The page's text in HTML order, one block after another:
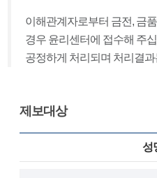
이해관계자로부터 금전, 금
경우 윤리센터에 접수해 주
공정하게 처리되며 처리결
제보대상
성